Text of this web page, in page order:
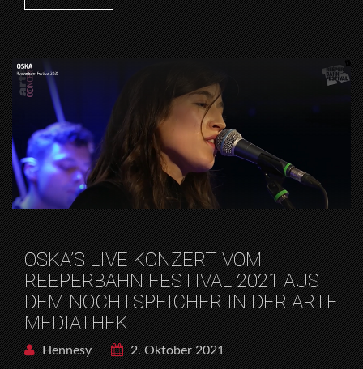
OSKA’S LIVE KONZERT VOM
REEPERBAHN FESTIVAL 2021 AUS
DEM NOCHTSPEICHER IN DER ARTE
MEDIATHEK
Hennesy
2. Oktober 2021